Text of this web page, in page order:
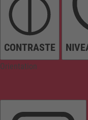
CONTRASTE
Orientation